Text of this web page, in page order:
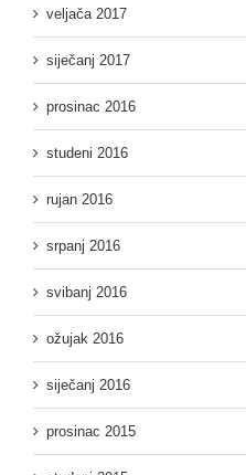
veljača 2017
siječanj 2017
prosinac 2016
studeni 2016
rujan 2016
srpanj 2016
svibanj 2016
ožujak 2016
siječanj 2016
prosinac 2015